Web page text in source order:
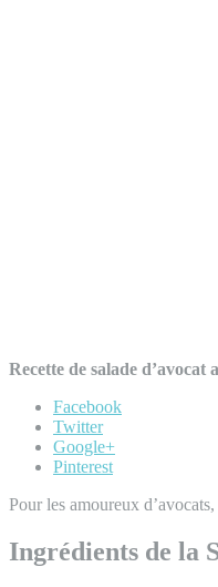
Recette de salade d’avocat
Facebook
Twitter
Google+
Pinterest
Pour les amoureux
Ingrédients de la